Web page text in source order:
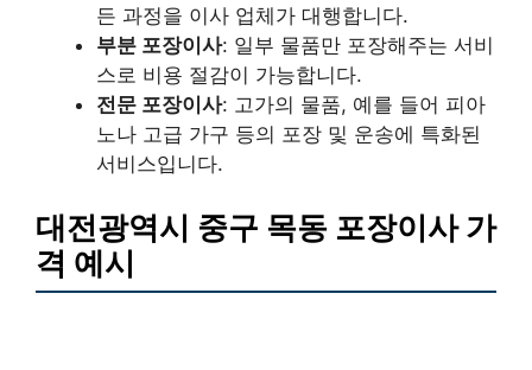
든 과정을 이사 업체가 대행합니다.
부분 포장이사: 일부 물품만 포장해주는 서비
스로 비용 절감이 가능합니다.
전문 포장이사: 고가의 물품, 예를 들어 피아
노나 고급 가구 등의 포장 및 운송에 특화된
서비스입니다.
대전광역시 중구 목동 포장이사 가
격 예시